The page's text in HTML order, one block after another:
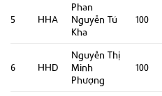
5 HHA
Phan
Nguyễn Tú
Kha
100
6 HHD
Nguyễn Thị
Minh
Phượng
100